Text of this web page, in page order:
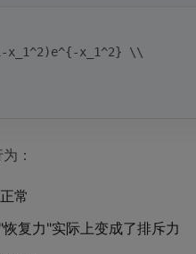
x_1^2)e^{-x_1^2} \\
：
常
复力"实际上变成了排斥力